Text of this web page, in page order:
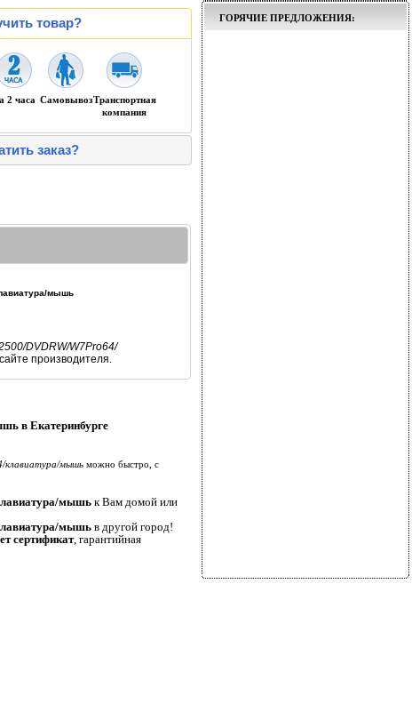
товар?
2 часа СамовывозТранспортная
компания
заказ?
мышь
DVDRW/W7Pro64/
производителя.
в Екатеринбурге
клавиатура/мышь можно быстро, с
мышь к Вам домой или
мышь в другой город!
сертификат, гарантийная
ГОРЯЧИЕ ПРЕДЛОЖЕНИЯ: